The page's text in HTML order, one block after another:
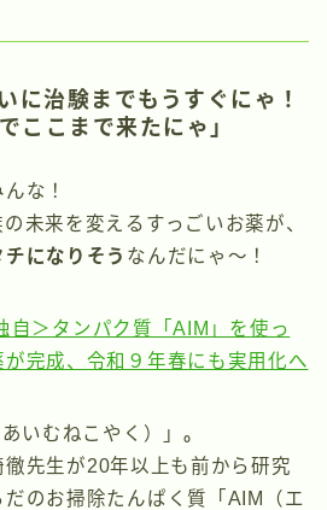
に治験までもうすぐにゃ！
ここまで来たにゃ」
な！
未来を変えるすっごいお薬が、
になりそう なんだにゃ〜！
自＞タンパク質「AIM」を使っ
完成、令和９年春にも実用化へ
いむねこやく）」。
徹先生が20年以上も前から研究
のお掃除たんぱく質「AIM（エ